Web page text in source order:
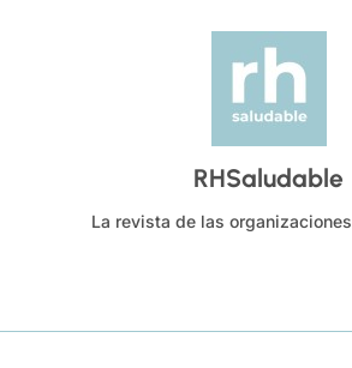
RHSaludable
La revista de las organizaciones